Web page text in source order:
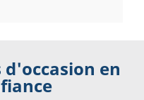
en